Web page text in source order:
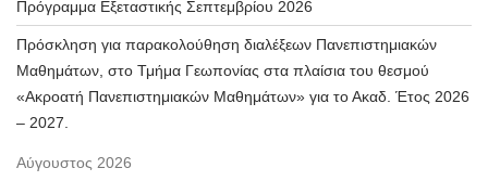
Πρόγραμμα Εξεταστικής Σεπτεμβρίου 2026
Πρόσκληση για παρακολούθηση διαλέξεων Πανεπιστημιακών
Μαθημάτων, στο Τμήμα Γεωπονίας στα πλαίσια του θεσμού
«Ακροατή Πανεπιστημιακών Μαθημάτων» για το Ακαδ. Έτος 2026
– 2027.
Αύγουστος 2026